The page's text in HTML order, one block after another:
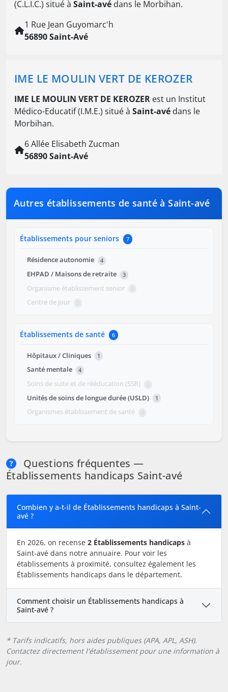
(C.L.I.C.) situé à Saint-avé dans le Morbihan.
1 Rue Jean Guyomarc'h
56890 Saint-Avé
IME LE MOULIN VERT DE KEROZER
IME LE MOULIN VERT DE KEROZER est un Institut
Médico-Educatif (I.M.E.) situé à Saint-avé dans le
Morbihan.
6 Allée Elisabeth Zucman
56890 Saint-Avé
Autres établissements de santé à Saint-avé
Établissements pour seniors 7
Résidence autonomie 4
EHPAD / Maisons de retraite 3
Organisme établissement senior 0
Centre de jour 0
Établissements de santé 6
Hôpitaux / Cliniques 1
Santé mentale 4
Soins de suite et de rééducation (SSR) 0
Unités de soins de longue durée (USLD) 1
Organismes établissement de santé 0
Questions fréquentes —
Établissements handicaps Saint-avé
Combien y a-t-il de Établissements handicaps à Saint-
avé ?
En 2026, on recense 2 Établissements handicaps à
Saint-avé dans notre annuaire. Pour voir les
établissements à proximité, consultez également les
Établissements handicaps dans le département.
Comment choisir un Établissements handicaps à
Saint-avé ?
* Tarifs indicatifs, hors aides publiques (APA, APL, ASH).
Contactez directement l'établissement pour une information à
jour.